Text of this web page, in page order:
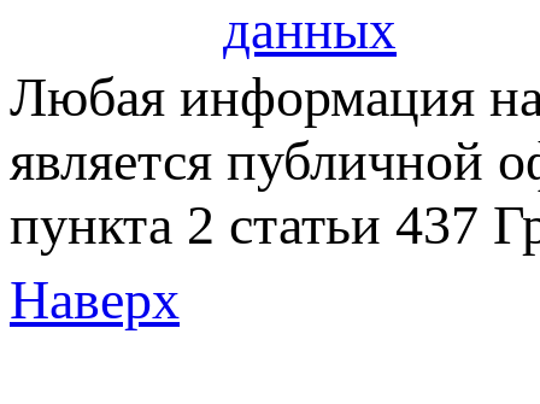
данных
Любая информация на
является публичной
пункта 2 статьи 437
Наверх